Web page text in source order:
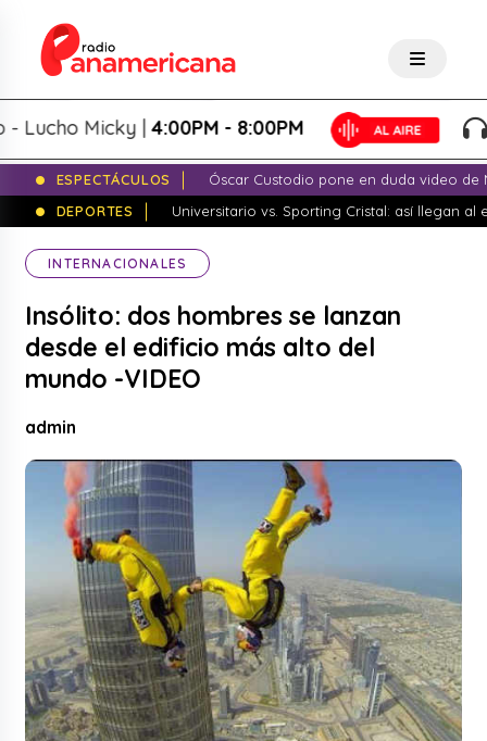
Micky |4:00PM - 8:00PM
ESPECTÁCULOS
Óscar Custodio pone en duda video de
DEPORTES
Universitario vs. Sporting Cristal: así llegan al
INTERNACIONALES
Insólito: dos hombres se lanzan
desde el edificio más alto del
mundo -VIDEO
admin